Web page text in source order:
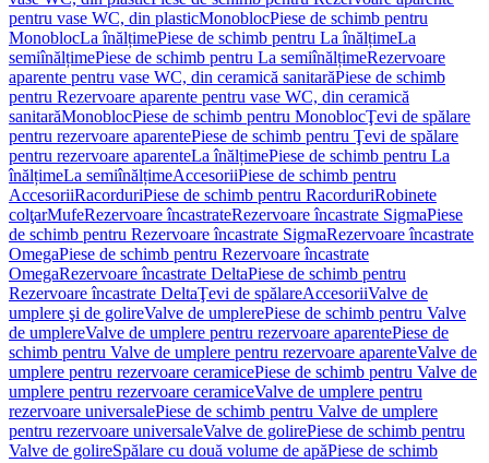
pentru vase WC, din plasticMonoblocPiese de schimb pentru
MonoblocLa înălțimePiese de schimb pentru La înălțimeLa
semiînălțimePiese de schimb pentru La semiînălțimeRezervoare
aparente pentru vase WC, din ceramică sanitarăPiese de schimb
pentru Rezervoare aparente pentru vase WC, din ceramică
sanitarăMonoblocPiese de schimb pentru MonoblocŢevi de spălare
pentru rezervoare aparentePiese de schimb pentru Ţevi de spălare
pentru rezervoare aparenteLa înălțimePiese de schimb pentru La
înălțimeLa semiînălțimeAccesoriiPiese de schimb pentru
AccesoriiRacorduriPiese de schimb pentru RacorduriRobinete
colţarMufeRezervoare încastrateRezervoare încastrate SigmaPiese
de schimb pentru Rezervoare încastrate SigmaRezervoare încastrate
OmegaPiese de schimb pentru Rezervoare încastrate
OmegaRezervoare încastrate DeltaPiese de schimb pentru
Rezervoare încastrate DeltaŢevi de spălareAccesoriiValve de
umplere şi de golireValve de umplerePiese de schimb pentru Valve
de umplereValve de umplere pentru rezervoare aparentePiese de
schimb pentru Valve de umplere pentru rezervoare aparenteValve de
umplere pentru rezervoare ceramicePiese de schimb pentru Valve de
umplere pentru rezervoare ceramiceValve de umplere pentru
rezervoare universalePiese de schimb pentru Valve de umplere
pentru rezervoare universaleValve de golirePiese de schimb pentru
Valve de golireSpălare cu două volume de apăPiese de schimb